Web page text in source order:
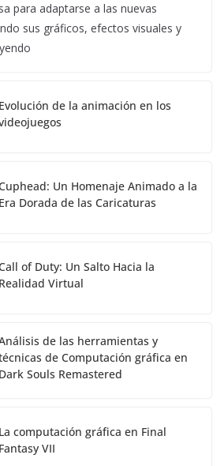
para adaptarse a las nuevas
sus gráficos, efectos visuales y
Evolución de la animación en los
Un Homenaje Animado a la
Era Dorada de las Caricaturas
of Duty: Un Salto Hacia la
Realidad Virtual
de las herramientas y
de Computación gráfica en
Dark Souls Remastered
La computación gráfica en Final
Fantasy VII